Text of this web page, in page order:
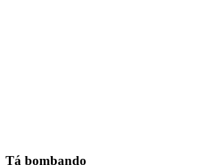
Tá bombando